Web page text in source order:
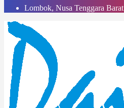
Lombok, Nusa Tenggara Barat